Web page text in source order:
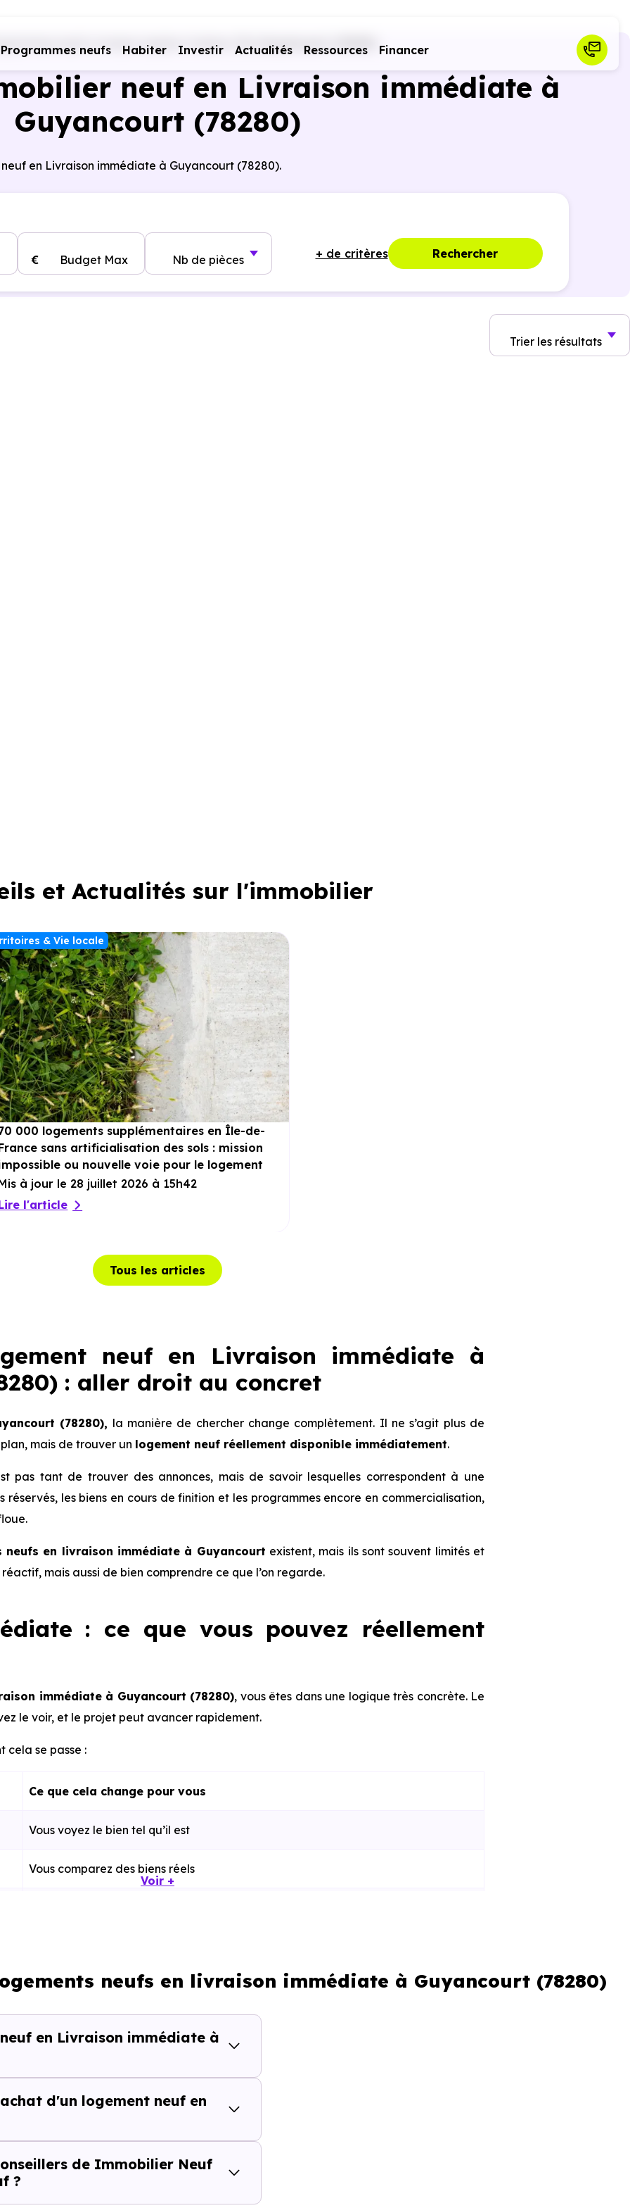
Programmes neufs Habiter Investir Actualités Ressources Financer
neufs Livraison rapide Yvelines (78) Guyancourt (78280)
neuf en Livraison immédiate à
Guyancourt (78280)
en Livraison immédiate à Guyancourt (78280).
Budget Max
€ Nb de pièces + de critères Rechercher
Trier les résultats
et Actualités sur l'immobilier
& Vie locale
000 logements supplémentaires en Île-de-
sans artificialisation des sols : mission
ou nouvelle voie pour le logement
à jour le 28 juillet 2026 à 15h42
l'article
Tous les articles
neuf en Livraison immédiate à
: aller droit au concret
(78280), la manière de chercher change complètement. Il ne s’agit plus de
mais de trouver un logement neuf réellement disponible immédiatement.
pas tant de trouver des annonces, mais de savoir lesquelles correspondent à une
réservés, les biens en cours de finition et les programmes encore en commercialisation,
neufs en livraison immédiate à Guyancourt existent, mais ils sont souvent limités et
mais aussi de bien comprendre ce que l’on regarde.
: ce que vous pouvez réellement
immédiate à Guyancourt (78280), vous êtes dans une logique très concrète. Le
le voir, et le projet peut avancer rapidement.
cela se passe :
Ce que cela change pour vous
Vous voyez le bien tel qu’il est
Vous comparez des biens réels
Possible plus rapidement
adapté si vous avez une contrainte de calendrier ou si vous souhaitez éviter
de temps dans une recherche urgente
inutile ou chaque information imprécise peut vous faire perdre plusieurs jours.
Voir +
neufs en livraison immédiate à Guyancourt (78280)
en Livraison immédiate à
d'un logement neuf en
de Immobilier Neuf
?